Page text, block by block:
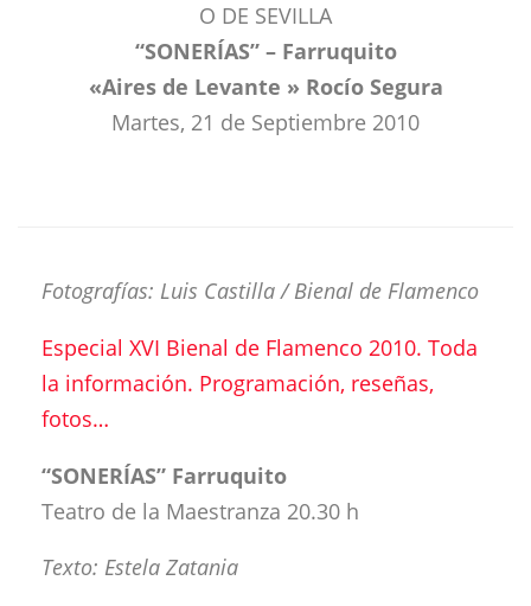
O DE SEVILLA
“SONERÍAS” – Farruquito
«Aires de Levante » Rocío Segura
Martes, 21 de Septiembre 2010
Fotografías: Luis Castilla / Bienal de Flamenco
Especial XVI Bienal de Flamenco 2010. Toda
la información. Programación, reseñas,
fotos…
“SONERÍAS” Farruquito
Teatro de la Maestranza 20.30 h
Texto: Estela Zatania